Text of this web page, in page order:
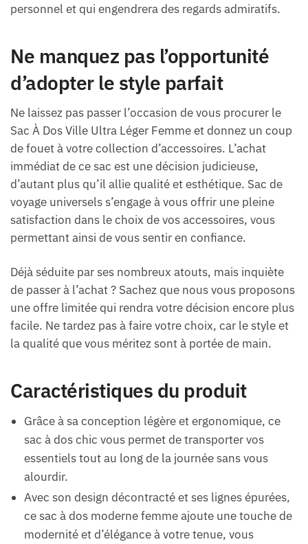
personnel et qui engendrera des regards admiratifs.
Ne manquez pas l’opportunité
d’adopter le style parfait
Ne laissez pas passer l’occasion de vous procurer le
Sac À Dos Ville Ultra Léger Femme et donnez un coup
de fouet à votre collection d’accessoires. L’achat
immédiat de ce sac est une décision judicieuse,
d’autant plus qu’il allie qualité et esthétique. Sac de
voyage universels s’engage à vous offrir une pleine
satisfaction dans le choix de vos accessoires, vous
permettant ainsi de vous sentir en confiance.
Déjà séduite par ses nombreux atouts, mais inquiète
de passer à l’achat ? Sachez que nous vous proposons
une offre limitée qui rendra votre décision encore plus
facile. Ne tardez pas à faire votre choix, car le style et
la qualité que vous méritez sont à portée de main.
Caractéristiques du produit
Grâce à sa conception légère et ergonomique, ce
sac à dos chic vous permet de transporter vos
essentiels tout au long de la journée sans vous
alourdir.
Avec son design décontracté et ses lignes épurées,
ce sac à dos moderne femme ajoute une touche de
modernité et d’élégance à votre tenue, vous